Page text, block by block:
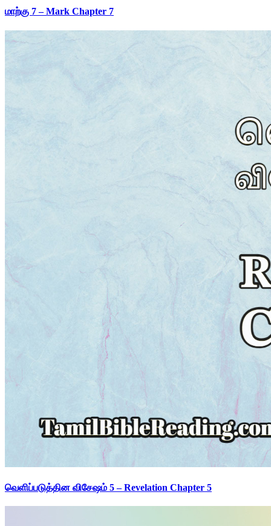
மாற்கு 7 – Mark Chapter 7
வெளிப்படுத்தின விசேஷம் 5 – Revelation Chapter 5